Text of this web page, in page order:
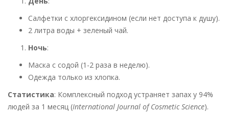
Салфетки с хлоргексидином (если нет доступа к душу).
2 литра воды + зеленый чай.
Ночь:
Маска с содой (1-2 раза в неделю).
Одежда только из хлопка.
Статистика: Комплексный подход устраняет запах у 94%
людей за 1 месяц (International Journal of Cosmetic Science).